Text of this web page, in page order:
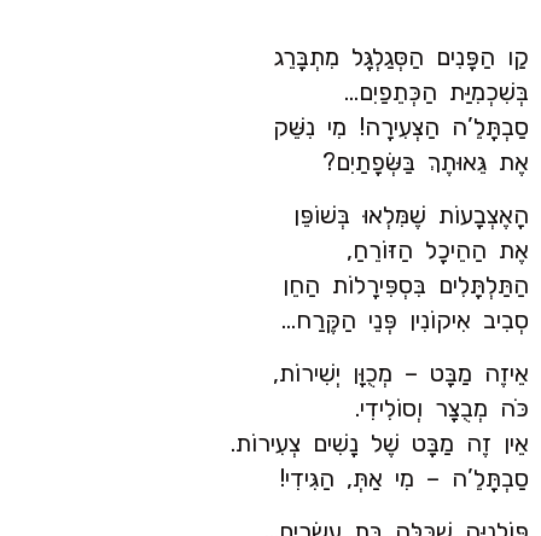
קַו הַפָּנִים הַסְּגַלְגָּל מִתְבָּרֵג
בְּשִׁכְמִיַּת הַכְּתֵפַיִם…
סַבְתָּלֵ’ה הַצְּעִירָה! מִי נִשֵּׁק
אֶת גֵּאוּתֶךְ בַּשְּׂפָתַיִם?
הָאֶצְבָעוֹת שֶׁמִּלְאוּ בְּשׁוֹפֵּן
אֶת הַהֵיכָל הַזּוֹרֵחַ,
הַתַּלְתָּלִים בִּסְפִּירָלוֹת הַחֵן
סְבִיב אִיקוֹנִין פְּנֵי הַקֶּרַח…
אֵיזֶה מַבָּט – מְכֻוָּן יְשִׁירוֹת,
כֹּה מְבֻצָּר וְסוֹלִידִי.
אֵין זֶה מַבָּט שֶׁל נָשִׁים צְעִירוֹת.
סַבְתָּלֵ’ה – מִי אַתְּ, הַגִּידִי!